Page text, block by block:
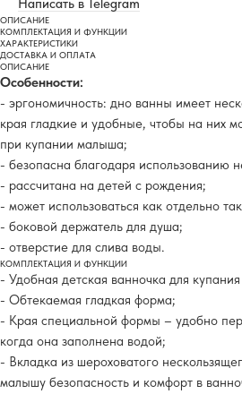
Написать в Telegram
ОПИСАНИЕ
КОМПЛЕКТАЦИЯ И ФУНКЦИИ
ХАРАКТЕРИСТИКИ
ДОСТАВКА И ОПЛАТА
ОПИСАНИЕ
Особенности:
- эргономичность: дно ванны имеет
края гладкие и удобные, чтобы на них
при купании малыша;
- безопасна благодаря использованию
- рассчитана на детей с рождения;
- может использоваться как отдельно
- боковой держатель для душа;
- отверстие для слива воды.
КОМПЛЕКТАЦИЯ И ФУНКЦИИ
- Удобная детская ванночка для
- Обтекаемая гладкая форма;
- Края специальной формы – удобно
когда она заполнена водой;
- Вкладка из шероховатого
малышу безопасность и комфорт в